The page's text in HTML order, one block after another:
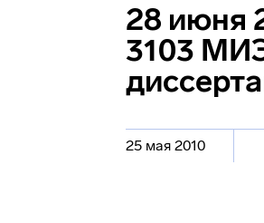
28 июня
3103
25 мая 2010